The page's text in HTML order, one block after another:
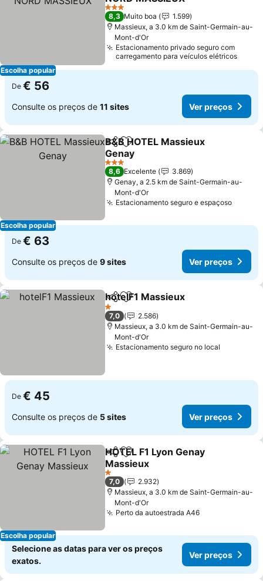
Escolha popular
3 Estrelas
8,3 Muito boa
1.599
Massieux, a 3.0 km de Saint-Germain-au-
Mont-d'Or
Estacionamento privado seguro com
carregamento para veículos elétricos
De € 56
Consulte os preços de 11 sites Ver preços
Escolha popular
PartilharAdicionar aos favoritos
B&B HOTEL Massieux
Genay
3 Estrelas
8,6 Excelente
3.869
Genay, a 2.5 km de Saint-Germain-au-
Mont-d'Or
Estacionamento seguro e espaçoso
De € 63
Consulte os preços de 9 sites Ver preços
PartilharAdicionar aos favoritos
hotelF1 Massieux
1 Estrelas
7,0
2.586
Massieux, a 3.0 km de Saint-Germain-au-
Mont-d'Or
Estacionamento seguro no local
De € 45
Consulte os preços de 5 sites Ver preços
Escolha popular
PartilharAdicionar aos favoritos
HOTEL F1 Lyon Genay
Massieux
1 Estrelas
7,0
2.932
Massieux, a 3.0 km de Saint-Germain-au-
Mont-d'Or
Perto da autoestrada A46
Selecione as datas para ver os preços
exatos.
Ver preços